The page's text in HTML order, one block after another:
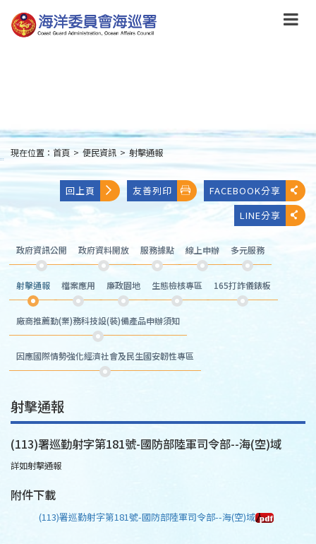
到
主
:::
現在位置： 首頁 > 便民資訊 > 射擊通報
回上頁 友善列印
FACEBOOK分享
LINE分享
政府資訊公開 政府資料開放 服務據點 線上申辦 多元服務
射擊通報 檔案應用 廉政園地 生態檢核專區 165打詐儀錶板
廠商推薦勤(業)務科技設(裝)備產品申辦須知
因應國際情勢強化經濟社會及民生國安韌性專區
射擊通報
(113)署巡勤射字第181號-國防部陸軍司令部--海(空)域
詳如射擊通報
附件下載
(113)署巡勤射字第181號-國防部陸軍司令部--海(空)域